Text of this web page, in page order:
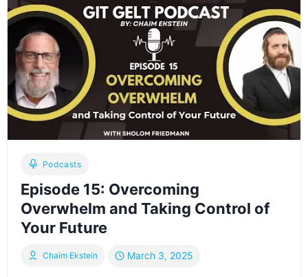
זיך
ארויסצוזעהן
פון
,
קרעדיט
קארד
בעלענס
Podcasts
Episode 15: Overcoming
Overwhelm and Taking Control of
Your Future
Chaim Ekstein March 3, 2025